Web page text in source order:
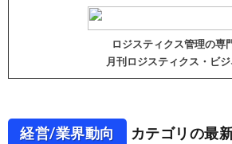
ロジスティクス管理の専
月刊ロジスティクス・ビ
経営/業界動向 カテゴリの最